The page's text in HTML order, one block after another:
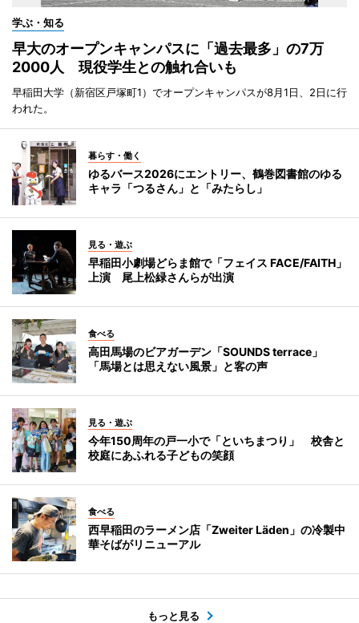
学ぶ・知る
早大のオープンキャンパスに「過去最多」の7万
2000人 現役学生との触れ合いも
早稲田大学（新宿区戸塚町1）でオープンキャンパスが8月1日、2日に行
われた。
暮らす・働く
ゆるバース2026にエントリー、鶴巻図書館のゆる
キャラ「つるさん」と「みたらし」
見る・遊ぶ
早稲田小劇場どらま館で「フェイス FACE/FAITH」
上演 尾上松緑さんらが出演
食べる
高田馬場のビアガーデン「SOUNDS terrace」
「馬場とは思えない風景」と客の声
見る・遊ぶ
今年150周年の戸一小で「といちまつり」 校舎と
校庭にあふれる子どもの笑顔
食べる
西早稲田のラーメン店「Zweiter Läden」の冷製中
華そばがリニューアル
もっと見る